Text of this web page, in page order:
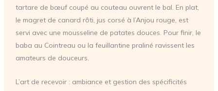
tartare de bœuf coupé au couteau ouvrent le bal. En plat,
le magret de canard rôti, jus corsé à l’Anjou rouge, est
servi avec une mousseline de patates douces. Pour finir, le
baba au Cointreau ou la feuillantine praliné ravissent les
amateurs de douceurs.
L’art de recevoir : ambiance et gestion des spécificités